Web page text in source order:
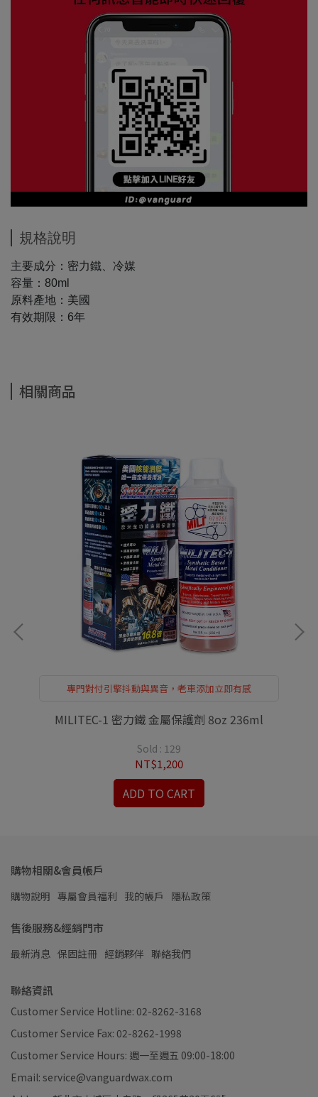
規格說明
主要成分：密力鐵、冷媒
容量：80ml
原料產地：美國
有效期限：6年
相關商品
專門對付引擎抖動與異音，老車添加立即有感
MILITEC-1 密力鐵 金屬保護劑 8oz 236ml
Sold : 129
NT$1,200
ADD TO CART
購物相關&會員帳戶
購物說明 專屬會員福利 我的帳戶 隱私政策
售後服務&經銷門市
最新消息 保固註冊 經銷夥伴 聯絡我們
聯絡資訊
Customer Service Hotline: 02-8262-3168
Customer Service Fax: 02-8262-1998
Customer Service Hours: 週一至週五 09:00-18:00
Email: service@vanguardwax.com